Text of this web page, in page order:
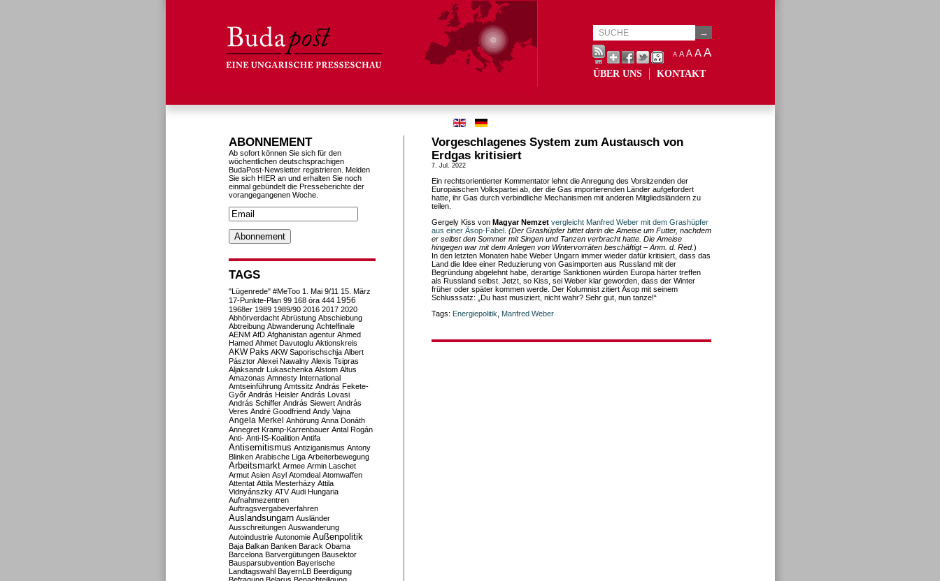
A A A AA
ÜBER UNS KONTAKT
Vorgeschlagenes System zum Austausch von
Erdgas kritisiert
7. Jul. 2022
Ein rechtsorientierter Kommentator lehnt die Anregung des Vorsitzenden der
Europäischen Volkspartei ab, der die Gas importierenden Länder aufgefordert
hatte, ihr Gas durch verbindliche Mechanismen mit anderen Mitgliedsländern zu
teilen.
Gergely Kiss von Magyar Nemzet vergleicht Manfred Weber mit dem Grashüpfer
aus einer Äsop-Fabel (Der Grashüpfer bittet darin die Ameise um Futter, nachdem
er selbst den Sommer mit Singen und Tanzen verbracht hatte. Die Ameise
hingegen war mit dem Anlegen von Wintervorräten beschäftigt – Anm. d. Red.)
In den letzten Monaten habe Weber Ungarn immer wieder dafür kritisiert, dass das
Land die Idee einer Reduzierung von Gasimporten aus Russland mit der
Begründung abgelehnt habe, derartige Sanktionen würden Europa härter treffen
als Russland selbst. Jetzt, so Kiss, sei Weber klar geworden, dass der Winter
früher oder später kommen werde. Der Kolumnist zitiert Äsop mit seinem
Schlusssatz: „Du hast musiziert, nicht wahr? Sehr gut, nun tanze!“
Tags: Energiepolitik Manfred Weber
ABONNEMENT
Ab sofort können Sie sich für den
wöchentlichen deutschsprachigen
BudaPost-Newsletter registrieren. Melden
Sie sich HIER an und erhalten Sie noch
einmal gebündelt die Presseberichte der
vorangegangenen Woche.
TAGS
"Lügenrede" #MeToo 1. Mai 9/11 15. März
17-Punkte-Plan 99 168 óra 444 1956
1968er 1989 1989/90 2016 2017 2020
Abhörverdacht Abrüstung Abschiebung
Abtreibung Abwanderung Achtelfinale
AENM AfD Afghanistan agentur Ahmed
Hamed Ahmet Davutoglu Aktionskreis
AKW Paks AKW Saporischschja Albert
Pásztor Alexei Nawalny Alexis Tsipras
Aljaksandr Lukaschenka Alstom Altus
Amazonas Amnesty International
Amtseinführung Amtssitz András Fekete-
Győr András Heisler András Lovasi
András Schiffer András Siewert András
Veres André Goodfriend Andy Vajna
Angela Merkel Anhörung Anna Donáth
Annegret Kramp-Karrenbauer Antal Rogán
Anti- Anti-IS-Koalition Antifa
Antisemitismus Antiziganismus Antony
Blinken Arabische Liga Arbeiterbewegung
Arbeitsmarkt Armee Armin Laschet
Armut Asien Asyl Atomdeal Atomwaffen
Attentat Attila Mesterházy Attila
Vidnyánszky ATV Audi Hungaria
Aufnahmezentren
Auftragsvergabeverfahren
Auslandsungarn Ausländer
Ausschreitungen Auswanderung
Autoindustrie Autonomie Außenpolitik
Baja Balkan Banken Barack Obama
Barcelona Barvergütungen Bausektor
Bausparsubvention Bayerische
Landtagswahl BayernLB Beerdigung